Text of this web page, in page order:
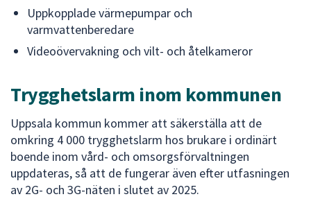
Uppkopplade värmepumpar och
varmvattenberedare
Videoövervakning och vilt- och åtelkameror
Trygghetslarm inom kommunen
Uppsala kommun kommer att säkerställa att de
omkring 4 000 trygghetslarm hos brukare i ordinärt
boende inom vård- och omsorgsförvaltningen
uppdateras, så att de fungerar även efter utfasningen
av 2G- och 3G-näten i slutet av 2025.